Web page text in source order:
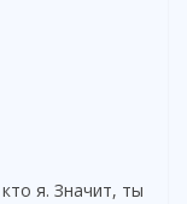
я. Значит, ты